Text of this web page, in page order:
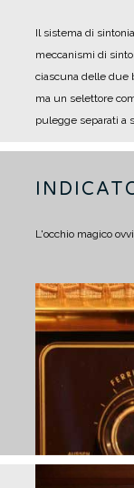
Il sistema di
meccanismi di
ciascuna delle due
ma un selettore
pulegge separati a
L'occhio magico